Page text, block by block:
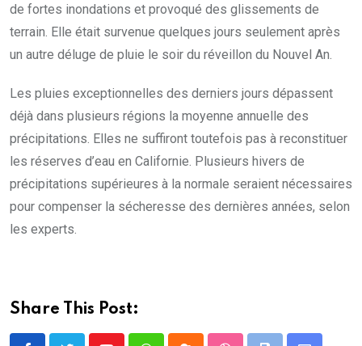
de fortes inondations et provoqué des glissements de
terrain. Elle était survenue quelques jours seulement après
un autre déluge de pluie le soir du réveillon du Nouvel An.
Les pluies exceptionnelles des derniers jours dépassent
déjà dans plusieurs régions la moyenne annuelle des
précipitations. Elles ne suffiront toutefois pas à reconstituer
les réserves d’eau en Californie. Plusieurs hivers de
précipitations supérieures à la normale seraient nécessaires
pour compenser la sécheresse des dernières années, selon
les experts.
Share This Post: